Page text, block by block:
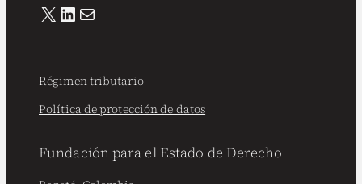
X LinkedIn Correo electrónico
Fundación para el Estado de Derecho
Régimen tributario
Política de protección de datos